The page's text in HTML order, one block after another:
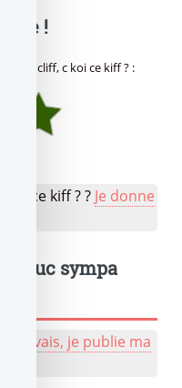
!
Fiscal cliff, c koi ce kiff ?:
koi ce kiff ? ? Je donne
truc sympa
J'y vais, je publie ma